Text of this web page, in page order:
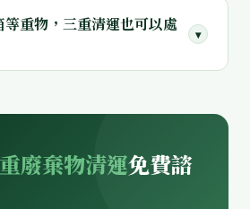
重物，三重清運也可以處
▾
廢棄物清運免費諮